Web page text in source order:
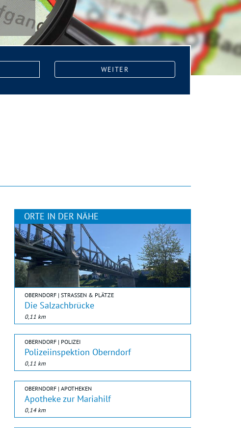
WEITER
ORTE IN DER NÄHE
OBERNDORF | STRASSEN & PLÄTZE
Die Salzachbrücke
0,11 km
OBERNDORF | POLIZEI
Polizeiinspektion Oberndorf
0,11 km
OBERNDORF | APOTHEKEN
Apotheke zur Mariahilf
0,14 km